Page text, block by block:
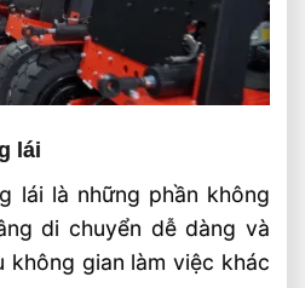
lái
lái là những phần không
di chuyển dễ dàng và
không gian làm việc khác